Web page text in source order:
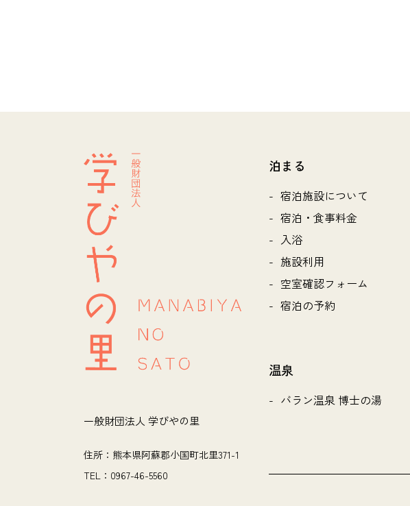
一般財団法人 学びやの里
住所：熊本県阿蘇郡小国町北里371-1
TEL：0967-46-5560
泊まる
宿泊施設について
宿泊・食事料金
入浴
施設利用
空室確認フォーム
宿泊の予約
温泉
バラン温泉 博士の湯